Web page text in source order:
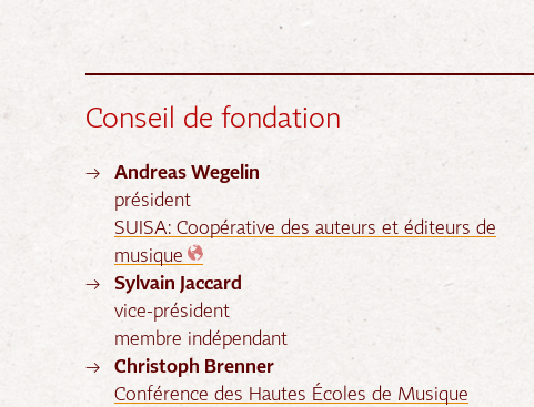
Conseil de fondation
Andreas Wegelin
président
SUISA: Coopérative des auteurs et éditeurs de
musique
Sylvain Jaccard
vice-président
membre indépendant
Christoph Brenner
Conférence des Hautes Écoles de Musique